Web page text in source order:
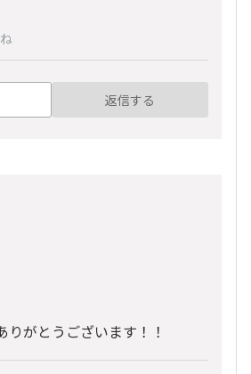
返信する
がとうございます！！